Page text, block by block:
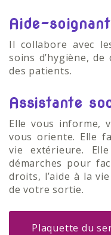
Aide-soignant
Il collabore avec
soins d’hygiène,
des patients.
Assistante
Elle vous informe,
vous oriente. Elle
vie extérieure.
démarches pour
droits, l’aide à la
de votre sortie.
Plaquette du